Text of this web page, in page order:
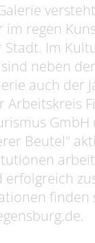
im regen
Im
neben der
auch der
Arbeitskreis
GmbH
Beutel"
erfolgreich
finden